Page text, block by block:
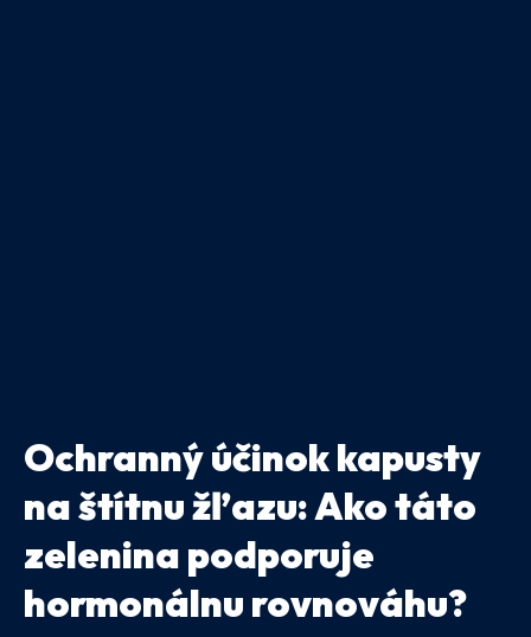
Ochranný účinok kapusty
na štítnu žľazu: Ako táto
zelenina podporuje
hormonálnu rovnováhu?